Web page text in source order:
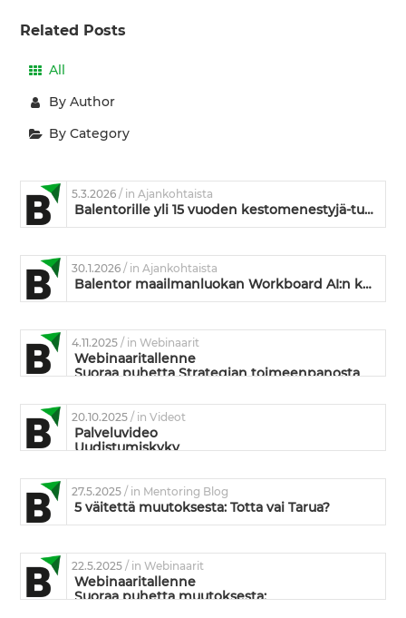
Related Posts
All
By Author
By Category
5.3.2026/ in Ajankohtaista
Balentorille yli 15 vuoden kestomenestyjä-tunnustus
30.1.2026/ in Ajankohtaista
Balentor maailmanluokan Workboard AI:n kumppaniksi
4.11.2025/ in Webinaarit
Webinaaritallenne
Suoraa puhetta Strategian toimeenpanosta
20.10.2025/ in Videot
Palveluvideo
Uudistumiskyky
27.5.2025/ in Mentoring Blog
5 väitettä muutoksesta: Totta vai Tarua?
22.5.2025/ in Webinaarit
Webinaaritallenne
Suoraa puhetta muutoksesta: